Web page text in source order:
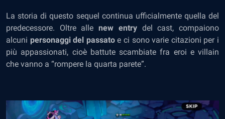
La storia di questo sequel continua ufficialmente quella del
predecessore. Oltre allenew entrydel cast, compaiono
alcuni personaggi del passatoe ci sono varie citazioni per i
più appassionati, cioè battute scambiate fra eroi e villain
che vanno a “rompere la quarta parete”.